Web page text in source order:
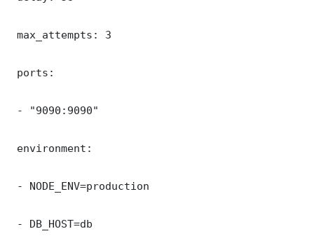
max_attempts: 3
ports:
- "9090:9090"
environment:
- NODE_ENV=production
- DB_HOST=db